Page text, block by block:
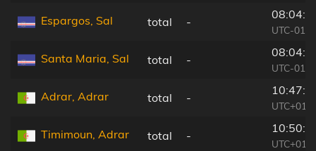
Espargos, Sal total -
UTC-
Santa Maria, Sal total -
UTC-
Adrar, Adrar total -
Timimoun, Adrar total -